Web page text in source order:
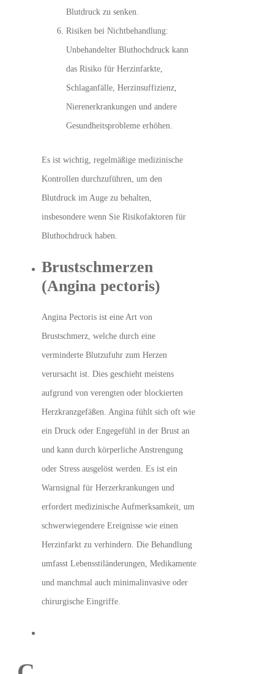
Blutdruck zu senken.
Risiken bei Nichtbehandlung:
Unbehandelter Bluthochdruck kann
das Risiko für Herzinfarkte,
Schlaganfälle, Herzinsuffizienz,
Nierenerkrankungen und andere
Gesundheitsprobleme erhöhen.
Es ist wichtig, regelmäßige medizinische
Kontrollen durchzuführen, um den
Blutdruck im Auge zu behalten,
insbesondere wenn Sie Risikofaktoren für
Bluthochdruck haben.
Brustschmerzen
(Angina pectoris)
Angina Pectoris ist eine Art von
Brustschmerz, welche durch eine
verminderte Blutzufuhr zum Herzen
verursacht ist. Dies geschieht meistens
aufgrund von verengten oder blockierten
Herzkranzgefäßen. Angina fühlt sich oft wie
ein Druck oder Engegefühl in der Brust an
und kann durch körperliche Anstrengung
oder Stress ausgelöst werden. Es ist ein
Warnsignal für Herzerkrankungen und
erfordert medizinische Aufmerksamkeit, um
schwerwiegendere Ereignisse wie einen
Herzinfarkt zu verhindern. Die Behandlung
umfasst Lebensstiländerungen, Medikamente
und manchmal auch minimalinvasive oder
chirurgische Eingriffe.